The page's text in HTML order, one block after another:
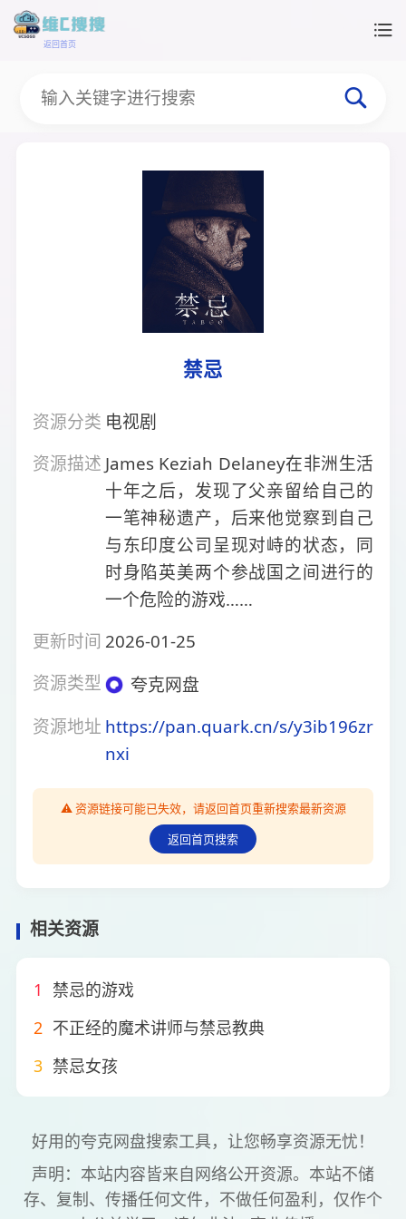
返回首页
禁忌
资源分类 电视剧
资源描述 James Keziah Delaney在非洲生活
十年之后，发现了父亲留给自己的
一笔神秘遗产，后来他觉察到自己
与东印度公司呈现对峙的状态，同
时身陷英美两个参战国之间进行的
一个危险的游戏……
更新时间 2026-01-25
资源类型
夸克网盘
资源地址 https://pan.quark.cn/s/y3ib196zr
nxi
⚠️ 资源链接可能已失效，请返回首页重新搜索最新资源
返回首页搜索
相关资源
1
禁忌的游戏
2 不正经的魔术讲师与禁忌教典
3 禁忌女孩
好用的夸克网盘搜索工具，让您畅享资源无忧！
声明：本站内容皆来自网络公开资源。本站不储
存、复制、传播任何文件，不做任何盈利，仅作个